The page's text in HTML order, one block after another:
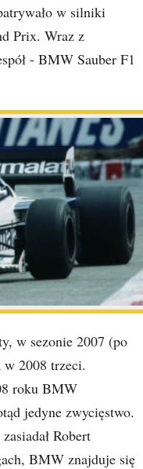
w silniki
Prix. Wraz z
- BMW Sauber F1
w sezonie 2007 (po
2008 trzeci.
roku BMW
jedyne zwycięstwo.
Robert
BMW znajduje się